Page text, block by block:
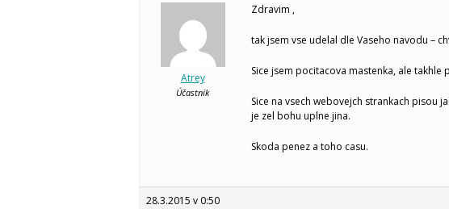
Atrey
Účastník
Zdravim ,
tak jsem vse udelal dle Vaseho navodu –
Sice jsem pocitacova mastenka, ale
Sice na vsech webovejch strankach pisou
je zel bohu uplne jina.
Skoda penez a toho casu.
28.3.2015 v 0:50